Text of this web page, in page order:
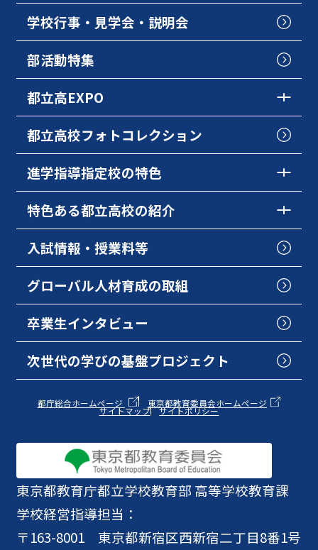
東京都教育庁都立学校教育部 高等学校教育課
学校経営指導担当：
〒163-8001 東京都新宿区西新宿二丁目8番1号
学校行事・見学会・説明会
部活動特集
都立高EXPO
都立高校フォトコレクション
進学指導指定校の特色
特色ある都立高校の紹介
入試情報・授業料等
グローバル人材育成の取組
卒業生インタビュー
次世代の学びの基盤プロジェクト
都庁総合ホームページ 東京都教育委員会ホームページ
サイトマップ サイトポリシー